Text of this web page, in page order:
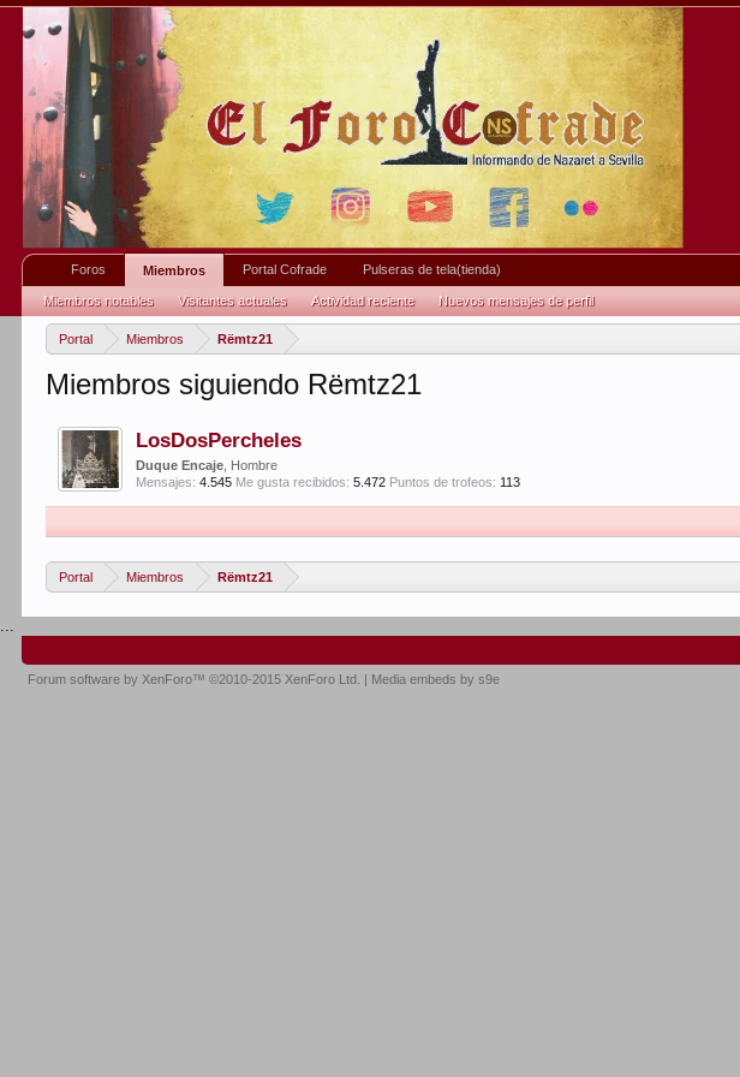
Portal Miembros Rëmtz21
Miembros siguiendo Rëmtz21
LosDosPercheles
Duque Encaje , Hombre
Mensajes: 4.545 Me gusta recibidos: 5.472 Puntos de trofeos: 113
Portal Miembros Rëmtz21
Foros Miembros
Miembros notables Visitantes actuales Actividad reciente Nuevos mensajes de perfil
Portal Cofrade Pulseras de tela(tienda)
...
Forum software by XenForo™©2010-2015 XenForo Ltd. | Media embeds by s9e